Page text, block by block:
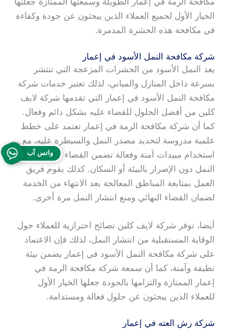
الخيار الأول لجميع العملاء الذين يبحثون عن جودة وكفاءة
في مكافحة هذه الحشرة المدمرة.
شركة مكافحة النمل الأسود في إعمار
يعد النمل الأسود من الحشرات المزعجة التي تنتشر
بسرعة داخل المنازل والمباني، لذلك تعتبر خدمات شركة
مكافحة النمل الأسود في إعمار التي تقدمها شركة لايف
كلين من أفضل الحلول للقضاء عليه بشكل دائم وفعال.
كما أن شركة مكافحة الرمة في إعمار تعتمد على خطط
علمية مدروسة لتحديد مصدر النمل والسيطرة عليه، مع
استخدام مبيدات آمنة وفعالة تضمن القضاء الكامل على
النمل دون الإضرار بالبيئة أو السكان. كذلك يقوم فريق
العمل بمتابعة المناطق المعالجة بعد الانتهاء من الخدمة
لضمان القضاء النهائي ومنع انتشار النمل مرة أخرى.
أيضا، توفر شركة لايف كلين نصائح احترازية للعملاء حول
الوقاية المستقبلية من انتشار النمل، لذلك فإن الاعتماد
على شركة مكافحة النمل الأسود في إعمار يضمن بيئة
نظيفة وآمنة، كما أن سمعة شركة مكافحة الرمة في
إعمار الممتازة والتزامها بالجودة جعلها الخيار الأول
للعملاء الذين يبحثون عن حلول فعالة ومستدامة.
شركة رش العته في إعمار
واتس آب